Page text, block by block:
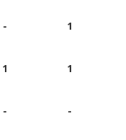
- 1
1 1
- -